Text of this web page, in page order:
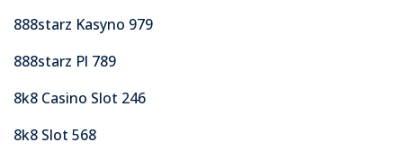
888starz Kasyno 979
888starz Pl 789
8k8 Casino Slot 246
8k8 Slot 568